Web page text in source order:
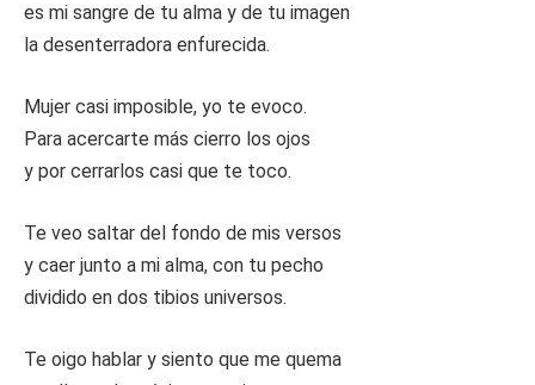
es mi sangre de tu alma y de tu imagen
la desenterradora enfurecida.
Mujer casi imposible, yo te evoco.
Para acercarte más cierro los ojos
y por cerrarlos casi que te toco.
Te veo saltar del fondo de mis versos
y caer junto a mi alma, con tu pecho
dividido en dos tibios universos.
Te oigo hablar y siento que me quema